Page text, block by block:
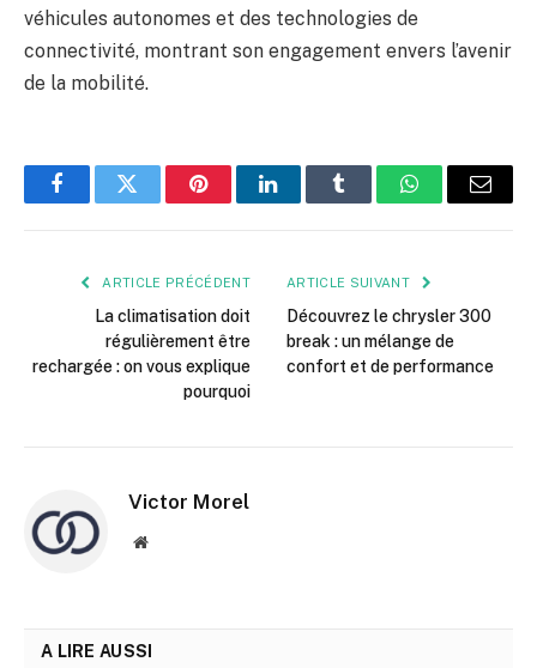
véhicules autonomes et des technologies de
connectivité, montrant son engagement envers l’avenir
de la mobilité.
FacebookTwitter PinterestLinkedInTumblr WhatsApp
E-
ARTICLE PRÉCÉDENT
La climatisation doit
régulièrement être
rechargée : on vous explique
pourquoi
ARTICLE SUIVANT
Découvrez le chrysler 300
break : un mélange de
confort et de performance
Victor Morel
Site
A LIRE AUSSI